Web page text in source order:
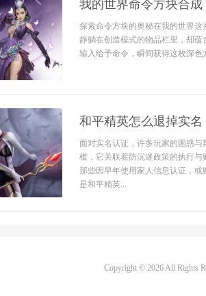
我的世界命令方块合
探索命令方块的奥秘在我的世界
静躺在创造模式的物品栏里，却
输入给予命令，瞬间获得这枚深
和平精英怎么退掉实
面对实名认证，许多玩家的困惑
槛，它关联着防沉迷政策的执行
那些因早年使用家人信息认证，
是和平精英...
Copyright © 2026 All Rights